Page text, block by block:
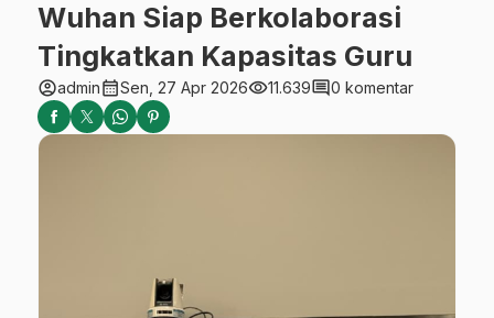
Wuhan Siap Berkolaborasi
Tingkatkan Kapasitas Guru
account_circleadmincalendar_monthSen, 27 Apr 2026visibility11.639comment0 komentar